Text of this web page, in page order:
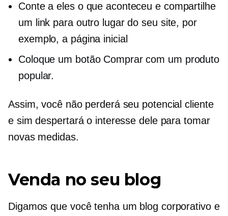
Conte a eles o que aconteceu e compartilhe
um link para outro lugar do seu site, por
exemplo, a página inicial
Coloque um botão Comprar com um produto
popular.
Assim, você não perderá seu potencial cliente
e sim despertará o interesse dele para tomar
novas medidas.
Venda no seu blog
Digamos que você tenha um blog corporativo e